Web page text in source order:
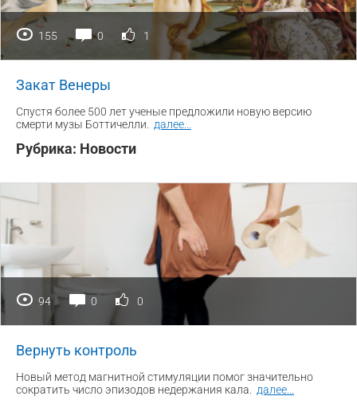
155 0 1
Закат Венеры
Спустя более 500 лет ученые предложили новую версию
смерти музы Боттичелли.
далее
Рубрика: Новости
94 0 0
Вернуть контроль
Новый метод магнитной стимуляции помог значительно
сократить число эпизодов недержания кала.
далее